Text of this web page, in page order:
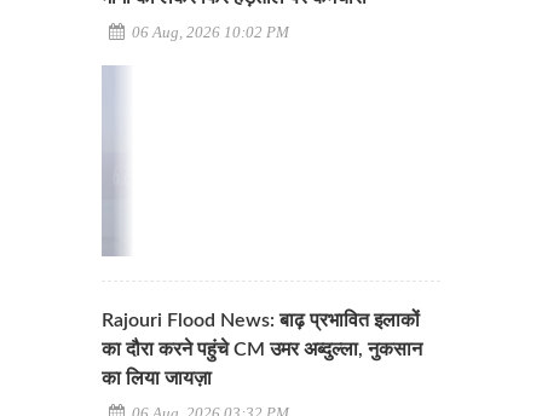
06 Aug, 2026 10:02 PM
Rajouri Flood News: बाढ़ प्रभावित इलाकों
का दौरा करने पहुंचे CM उमर अब्दुल्ला, नुकसान
का लिया जायज़ा
06 Aug, 2026 03:32 PM